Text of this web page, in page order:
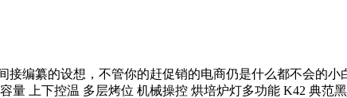
纂的设想，不管你的赶促销的电商仍是什么都不会的小
上下控温 多层烤位 机械操控 烘培炉灯多功能 K42 典范